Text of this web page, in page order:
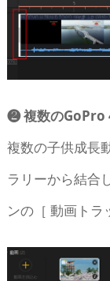
❷ 複数のGoPro
複数の子供成長
ラリーから結合
ンの［ 動画トラ